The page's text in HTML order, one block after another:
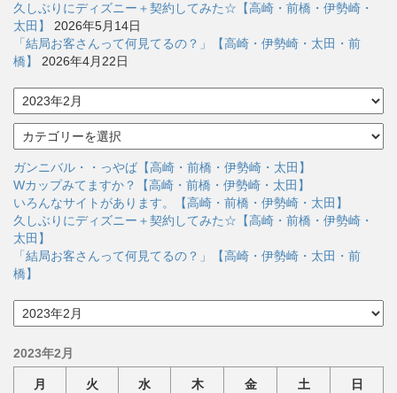
久しぶりにディズニー＋契約してみた☆【高崎・前橋・伊勢崎・
太田】
2026年5月14日
「結局お客さんって何見てるの？」【高崎・伊勢崎・太田・前
橋】
2026年4月22日
ア
ー
カ
イ
ブ
カ
テ
ゴ
リ
ー
ガンニバル・・っやば【高崎・前橋・伊勢崎・太田】
Wカップみてますか？【高崎・前橋・伊勢崎・太田】
いろんなサイトがあります。【高崎・前橋・伊勢崎・太田】
久しぶりにディズニー＋契約してみた☆【高崎・前橋・伊勢崎・
太田】
「結局お客さんって何見てるの？」【高崎・伊勢崎・太田・前
橋】
ア
ー
イ
2023年2月
月 火 水 木 金 土 日